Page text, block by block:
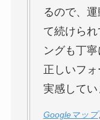
るので、
て続けら
ングも丁寧
正しいフ
実感して
Googleマップ